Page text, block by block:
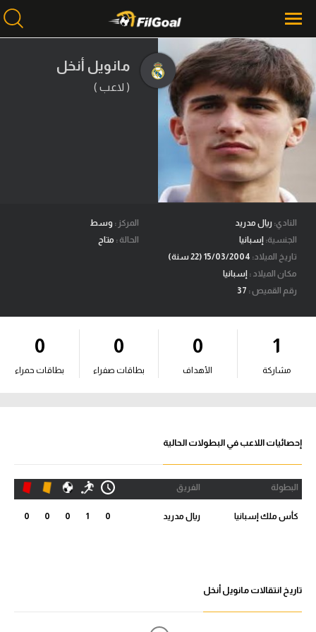
محتوى إخباري
الرئيسية
أخبار
مباريات
ميركاتو
فانتازي في الجول
مسابقة التوقعات
فيديوهات
آراء حرة
ركن الألعاب
الدوري المصري
الدوري الإنجليزي الممتاز
الدوري الألماني
مانويل أنخل
( لاعب )
النادي: ريال مدريد
الجنسية: إسبانيا
تاريخ الميلاد:
مكان الميلاد : إسبانيا
رقم القميص :
المركز : وسط
الحالة : متاح
1
مشاركة
0
الأهداف
0
بطاقات صفراء
0
بطاقات حمراء
إحصائيات اللاعب في البطولات الحالية
البطولة الفريق
كأس ملك إسبانيا ريال مدريد 0
1
0
0
0
تاريخ انتقالات مانويل أنخل